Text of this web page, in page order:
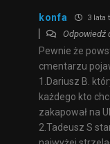
konfa 3 lata
Odpowiedź
Pewnie że
cmentarzu
1.Dariusz B.
każdego kto
zakapował na
2.Tadeusz S